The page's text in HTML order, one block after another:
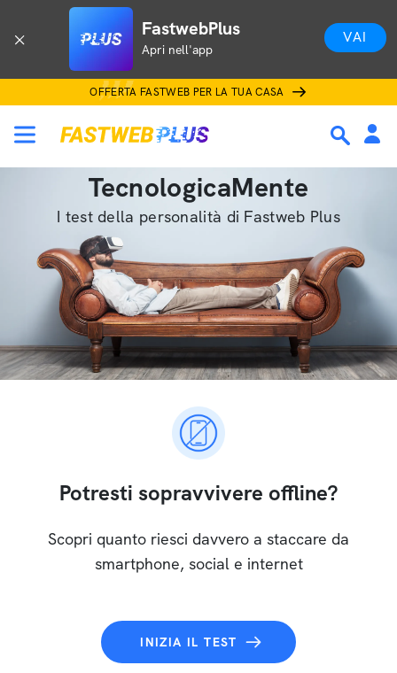
FastwebPlus
Apri nell'app
VAI
OFFERTA FASTWEB PER LA TUA CASA
TecnologicaMente
I test della personalità di Fastweb Plus
Potresti sopravvivere offline?
Scopri quanto riesci davvero a staccare da
smartphone, social e internet
INIZIA IL TEST